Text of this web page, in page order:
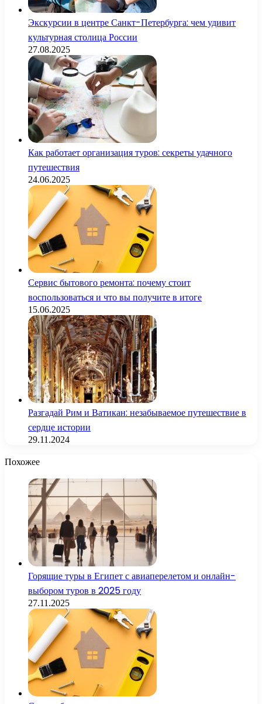
Экскурсии в центре Санкт-Петербурга: чем удивит
культурная столица России
27.08.2025
Как работает организация туров: секреты удачного
путешествия
24.06.2025
Сервис бытового ремонта: почему стоит
воспользоваться и что вы получите в итоге
15.06.2025
Разгадай Рим и Ватикан: незабываемое путешествие в
сердце истории
29.11.2024
Похожее
Горящие туры в Египет с авиаперелетом и онлайн-
выбором туров в 2025 году
27.11.2025